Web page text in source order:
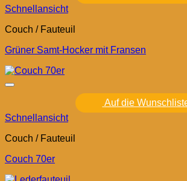
Schnellansicht
Couch / Fauteuil
Grüner Samt-Hocker mit Fransen
Auf die
Schnellansicht
Couch / Fauteuil
Couch 70er